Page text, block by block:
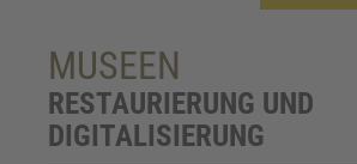
MUSEEN
RESTAURIERUNG UND
DIGITALISIERUNG